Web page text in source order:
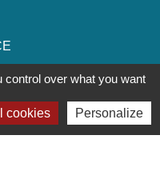
over what you want
cookies Personalize